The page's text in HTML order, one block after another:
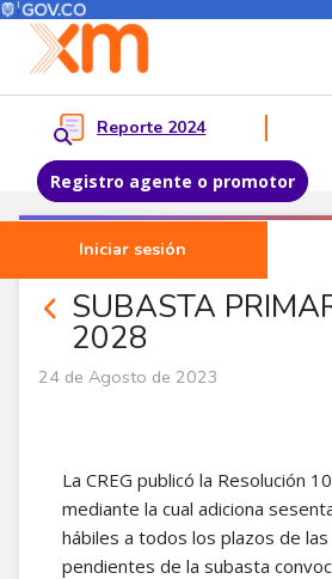
Pasar al contenido principal
Menú del Usuario
Reporte 2024
Registro agente o promotor
Iniciar sesión
Menu
SUBASTA
2028
Noticias Agentes
24 de Agosto de 2023
La CREG publicó la Resolución
mediante la cual adiciona
hábiles a todos los plazos de
pendientes de la subasta